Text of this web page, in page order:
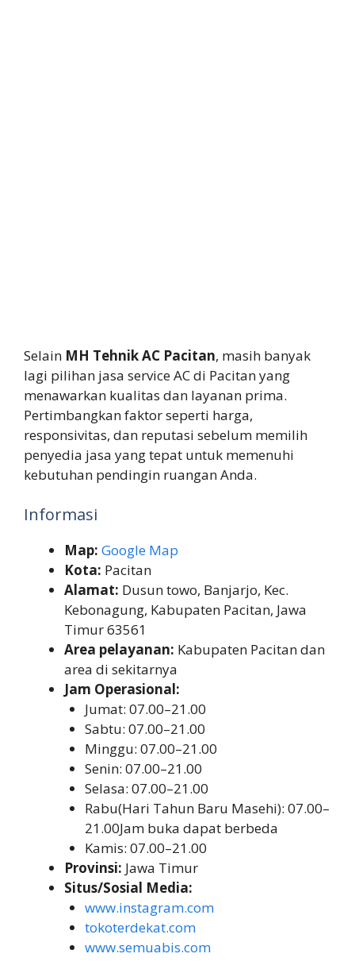
Selain MH Tehnik AC Pacitan, masih banyak
lagi pilihan jasa service AC di Pacitan yang
menawarkan kualitas dan layanan prima.
Pertimbangkan faktor seperti harga,
responsivitas, dan reputasi sebelum memilih
penyedia jasa yang tepat untuk memenuhi
kebutuhan pendingin ruangan Anda.
Informasi
Map: Google Map
Kota: Pacitan
Alamat: Dusun towo, Banjarjo, Kec.
Kebonagung, Kabupaten Pacitan, Jawa
Timur 63561
Area pelayanan: Kabupaten Pacitan dan
area di sekitarnya
Jam Operasional:
Jumat: 07.00–21.00
Sabtu: 07.00–21.00
Minggu: 07.00–21.00
Senin: 07.00–21.00
Selasa: 07.00–21.00
Rabu(Hari Tahun Baru Masehi): 07.00–
21.00Jam buka dapat berbeda
Kamis: 07.00–21.00
Provinsi: Jawa Timur
Situs/Sosial Media:
www.instagram.com
tokoterdekat.com
www.semuabis.com